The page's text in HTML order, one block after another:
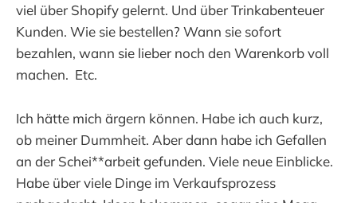
viel über Shopify gelernt. Und über Trinkabenteuer
Kunden. Wie sie bestellen? Wann sie sofort
bezahlen, wann sie lieber noch den Warenkorb voll
machen. Etc.
Ich hätte mich ärgern können. Habe ich auch kurz,
ob meiner Dummheit. Aber dann habe ich Gefallen
an der Schei**arbeit gefunden. Viele neue Einblicke.
Habe über viele Dinge im Verkaufsprozess